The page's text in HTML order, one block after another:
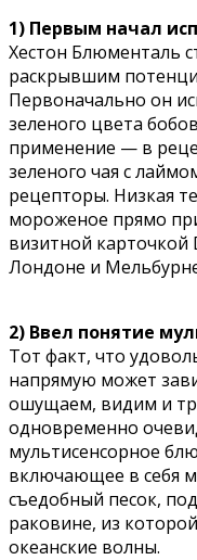
1) Первым начал
Хестон Блюменталь
раскрывшим
Первоначально он
зеленого цвета
применение — в
зеленого чая с
рецепторы. Низкая
мороженое прямо
визитной
Лондоне и
2) Ввел понятие
Тот факт, что
напрямую может
ошущаем, видим и
одновременно
мультисенсорное
включающее в себя
съедобный песок,
раковине, из
океанские волны.